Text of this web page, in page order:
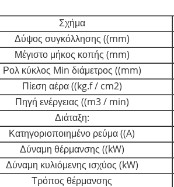
Σχήμα
Δύψος συγκόλλησης ((mm)
Μέγιστο μήκος κοπής (mm)
Ρολ κύκλος Min διάμετρος ((mm)
Πίεση αέρα ((kg.f / cm2)
Πηγή ενέργειας ((m3 / min)
Διάταξη:
Κατηγοριοποιημένο ρεύμα ((A)
Δύναμη θέρμανσης ((kW)
Δύναμη κυλιόμενης ισχύος (kW)
Τρόπος θέρμανσης